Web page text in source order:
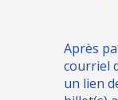
Après
courriel
un lien